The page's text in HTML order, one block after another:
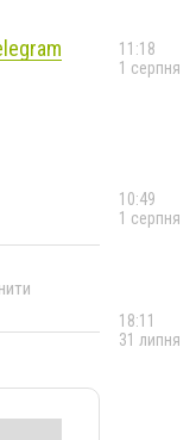
11:18
1 серпня
10:49
1 серпня
18:11
31 липня